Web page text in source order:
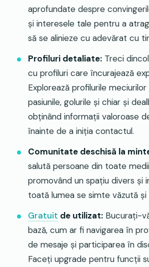
aprofundate despre
și interesele tale pentru a
să se alinieze cu adevărat cu
Profiluri detaliate: Treci
cu profiluri care încurajează
Explorează profilurile
pasiunile, golurile și chiar și
obținând informații valoroase
înainte de a iniția contactul.
Comunitate deschisă la
salută persoane din toate
promovând un spațiu divers și
toată lumea se simte văzută
Gratuit de utilizat: Bucurați-
bază, cum ar fi navigarea în
de mesaje și participarea în
Faceți upgrade pentru funcții